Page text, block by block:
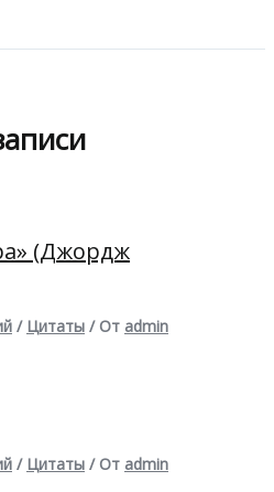
(Джордж
/ Цитаты / От admin
/ Цитаты / От admin